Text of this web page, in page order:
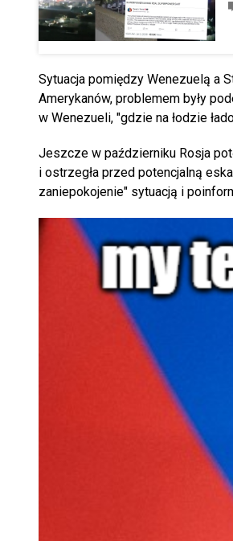
Sytuacja pomiędzy Wenezuelą a
Amerykanów, problemem były
w Wenezueli, "gdzie na łodzie
Jeszcze w październiku Rosja
i ostrzegła przed potencjalną
zaniepokojenie" sytuacją i